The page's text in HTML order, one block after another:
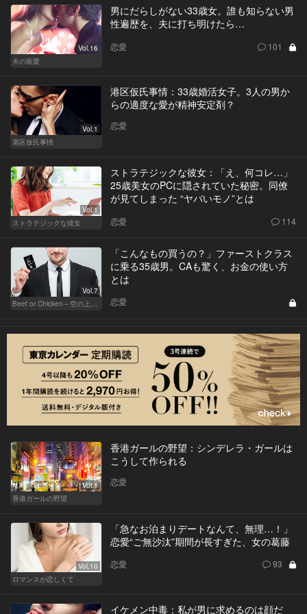
Vol.16
夫の寵愛
男にだらしがない33歳女。誰も知らない男
性遍歴を、夫に打ち明けたら…
恋愛 101
Vol.1
港区仮氏事情
港区仮氏事情：33歳婚活女子。3人の男か
らの適度な愛が精神安定剤？
恋愛
Vol.1
ストラテジックな彼女
ストラテジックな彼女：「え、何コレ…」
25歳美女のPCに隠されていた秘密。同僚
が見てしまった “ヤバいモノ”とは
恋愛 114
Vol.7
Beef or Chicken～空の上の恋愛模様～
「こんなもの買うの？」ファーストクラス
に乗る35歳男。CAも驚く、お金の使い方
とは
恋愛
Vol.1
香港ガールの野望
香港ガールの野望：シンデレラ・ガールは
こうして作られる
恋愛
Vol.10
ロマンスが恋しくて
「急なお泊まりデートなんて、無理…！」
恋愛“ご無沙汰”期間が長すぎた、女の葛藤
恋愛 93
イケメン中毒：私が男に求めるのは顔だ